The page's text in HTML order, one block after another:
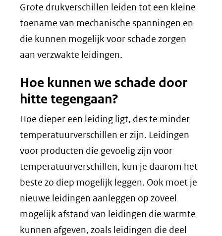
Grote drukverschillen leiden tot een kleine
toename van mechanische spanningen en
die kunnen mogelijk voor schade zorgen
aan verzwakte leidingen.
Hoe kunnen we schade door
hitte tegengaan?
Hoe dieper een leiding ligt, des te minder
temperatuurverschillen er zijn. Leidingen
voor producten die gevoelig zijn voor
temperatuurverschillen, kun je daarom het
beste zo diep mogelijk leggen. Ook moet je
nieuwe leidingen aanleggen op zoveel
mogelijk afstand van leidingen die warmte
kunnen afgeven, zoals leidingen die deel